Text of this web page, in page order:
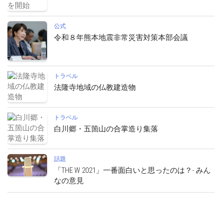
公式
令和８年熊本地震非常災害対策本部会議
トラベル
法隆寺地域の仏教建造物
トラベル
白川郷・五箇山の合掌造り集落
話題
「THE W 2021」一番面白いと思ったのは？- みん
なの意見